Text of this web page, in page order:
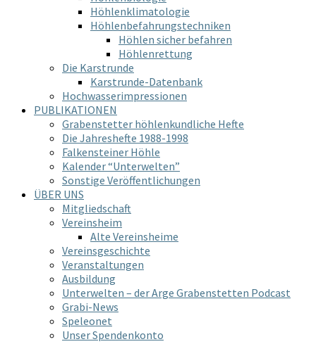
Höhlenklimatologie
Höhlenbefahrungstechniken
Höhlen sicher befahren
Höhlenrettung
Die Karstrunde
Karstrunde-Datenbank
Hochwasserimpressionen
PUBLIKATIONEN
Grabenstetter höhlenkundliche Hefte
Die Jahreshefte 1988-1998
Falkensteiner Höhle
Kalender “Unterwelten”
Sonstige Veröffentlichungen
ÜBER UNS
Mitgliedschaft
Vereinsheim
Alte Vereinsheime
Vereinsgeschichte
Veranstaltungen
Ausbildung
Unterwelten – der Arge Grabenstetten Podcast
Grabi-News
Speleonet
Unser Spendenkonto